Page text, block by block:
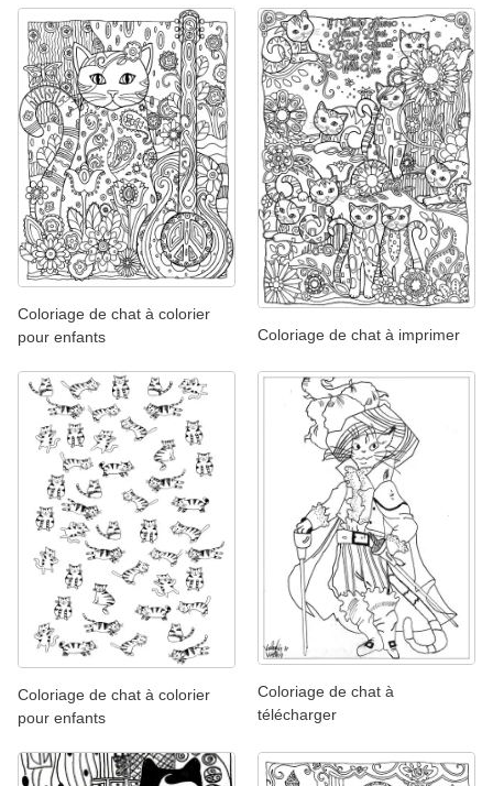
Coloriage de chat à colorier
pour enfants
Coloriage de chat à imprimer
Coloriage de chat à colorier
pour enfants
Coloriage de chat à
télécharger